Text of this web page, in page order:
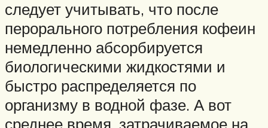
следует учитывать, что после
перорального потребления кофеин
немедленно абсорбируется
биологическими жидкостями и
быстро распределяется по
организму в водной фазе. А вот
среднее время, затрачиваемое на